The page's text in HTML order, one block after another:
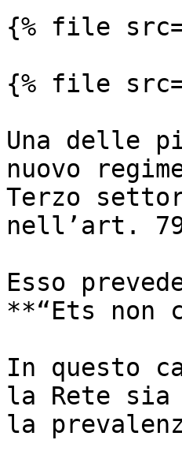
{% file
{% file
Una delle
nuovo
Terzo
nell’art.
Esso
**“Ets non
In questo
la Rete sia
la